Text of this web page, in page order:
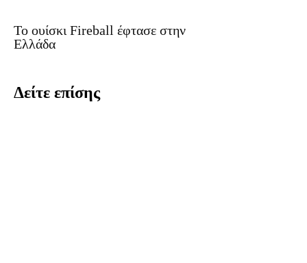
Το ουίσκι Fireball έφτασε στην
Ελλάδα
Δείτε επίσης